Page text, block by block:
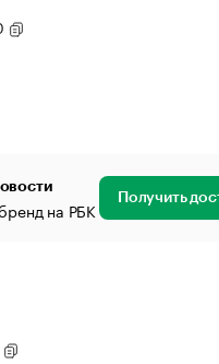
на РБК Получить